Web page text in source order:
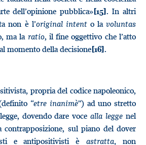
dell’opinione pubblica»[15]. In altri
non è l’original intento lavoluntas
ma la ratio, il fine oggettivo che l’atto
momento della decisione[16].
, propria del codice napoleonico,
“etre inanimè”) ad uno stretto
dovendo dare vocealla legge nel
contrapposizione, sul piano del dover
e antipositivisti èastratta, non